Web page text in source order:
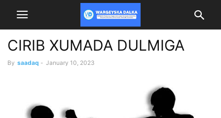
CIRIB XUMADA DULMIGA
By saadaq - January 10, 2023